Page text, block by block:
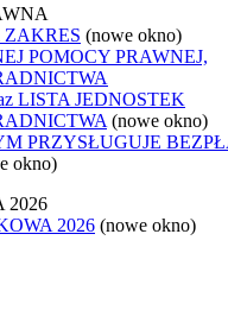
ZAKRES (nowe okno)
POMOCY PRAWNEJ,
LISTA JEDNOSTEK
(nowe okno)
PRZYSŁUGUJE
okno)
2026
2026 (nowe okno)